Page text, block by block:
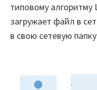
типовому
загружает файл в
в свою сетевую